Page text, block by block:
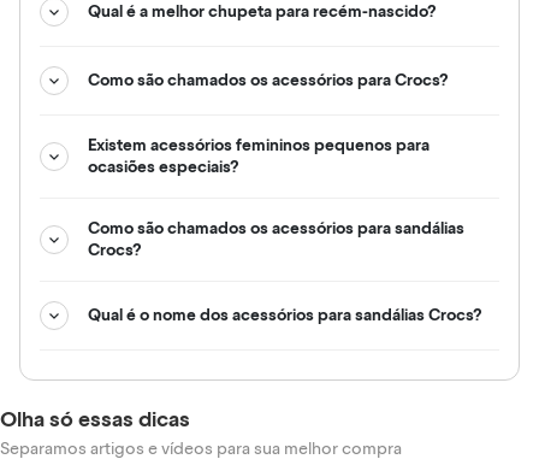
Qual é a melhor chupeta para recém-nascido?
Como são chamados os acessórios para Crocs?
Existem acessórios femininos pequenos para
ocasiões especiais?
Como são chamados os acessórios para sandálias
Crocs?
Qual é o nome dos acessórios para sandálias Crocs?
Olha só essas dicas
Separamos artigos e vídeos para sua melhor compra